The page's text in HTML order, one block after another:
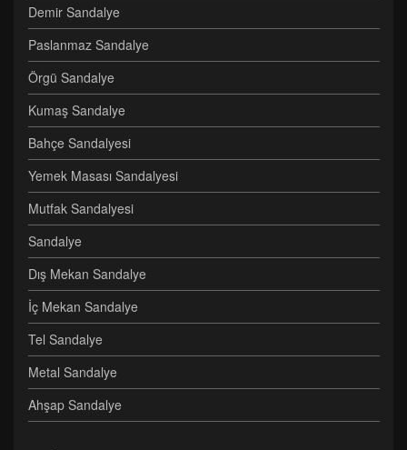
Demir Sandalye
Paslanmaz Sandalye
Örgü Sandalye
Kumaş Sandalye
Bahçe Sandalyesi
Yemek Masası Sandalyesi
Mutfak Sandalyesi
Sandalye
Dış Mekan Sandalye
İç Mekan Sandalye
Tel Sandalye
Metal Sandalye
Ahşap Sandalye